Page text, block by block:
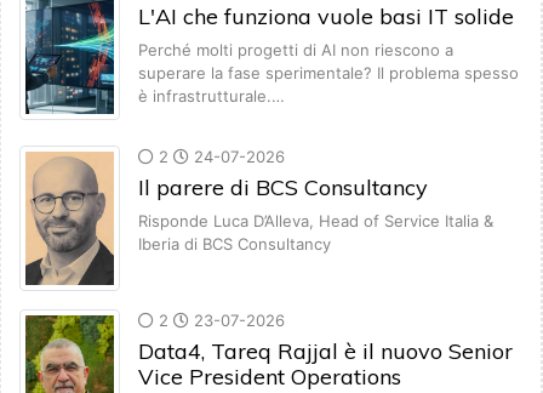
L'AI che funziona vuole basi IT solide
Perché molti progetti di AI non riescono a
superare la fase sperimentale? Il problema spesso
è infrastrutturale.…
2 24-07-2026
Il parere di BCS Consultancy
Risponde Luca D’Alleva, Head of Service Italia &
Iberia di BCS Consultancy
2 23-07-2026
Data4, Tareq Rajjal è il nuovo Senior
Vice President Operations